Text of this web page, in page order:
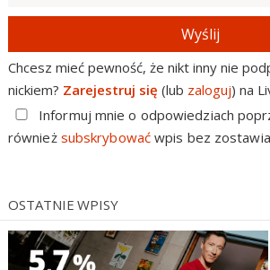
Wyślij
Chcesz mieć pewność, że nikt inny nie
nickiem? Zarejestruj się (lub zaloguj) na
Informuj mnie o odpowiedziach
również subskrybowaćwpis bez
OSTATNIE WPISY